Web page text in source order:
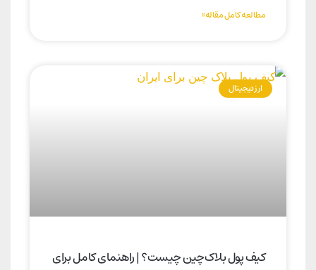
مطالعه کامل مقاله»
ارز دیجیتال
کیف پول بلاک‌چین چیست؟ | راهنمای کامل برای